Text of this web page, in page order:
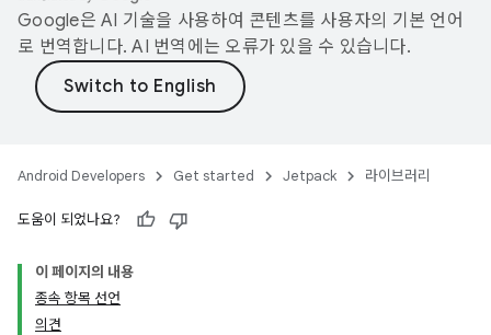
Google은 AI 기술을 사용하여 콘텐츠를 사용자의 기본 언어
로 번역합니다. AI 번역에는 오류가 있을 수 있습니다.
Android Developers Get started Jetpack 라이브러리
도움이 되었나요?
이 페이지의 내용
종속 항목 선언
의견